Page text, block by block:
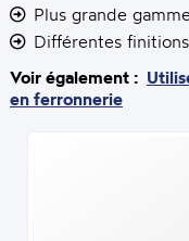
Plus grande
Différentes finitions
Voir également :
en ferronnerie